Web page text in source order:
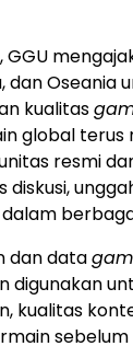
GGU
dan Oseania
kualitas
global terus
resmi
diskusi,
dan data
digunakan
kualitas